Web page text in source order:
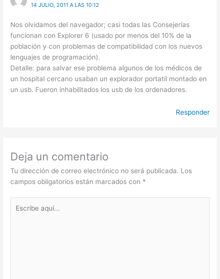
14 JULIO, 2011 A LAS 10:12
Nos olvidamos del navegador; casi todas las Consejerías
funcionan con Explorer 6 (usado por menos del 10% de la
población y con problemas de compatibilidad con los nuevos
lenguajes de programación).
Detalle: para salvar ese problema algunos de los médicos de
un hospital cercano usaban un explorador portatil montado en
un usb. Fueron inhabilitados los usb de los ordenadores.
Responder
Deja un comentario
Tu dirección de correo electrónico no será publicada. Los
campos obligatorios están marcados con *
aquí...